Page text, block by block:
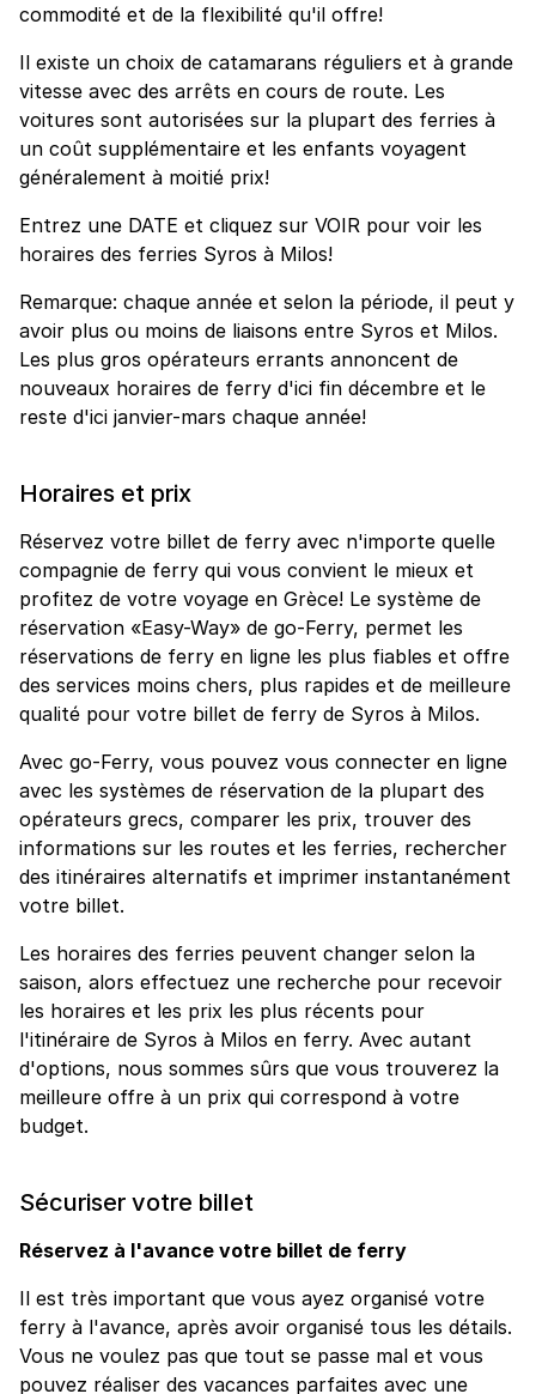
commodité et de la flexibilité qu'il offre!
Il existe un choix de catamarans réguliers et à grande
vitesse avec des arrêts en cours de route. Les
voitures sont autorisées sur la plupart des ferries à
un coût supplémentaire et les enfants voyagent
généralement à moitié prix!
Entrez une DATE et cliquez sur VOIR pour voir les
horaires des ferries Syros à Milos!
Remarque: chaque année et selon la période, il peut y
avoir plus ou moins de liaisons entre Syros et Milos.
Les plus gros opérateurs errants annoncent de
nouveaux horaires de ferry d'ici fin décembre et le
reste d'ici janvier-mars chaque année!
Horaires et prix
Réservez votre billet de ferry avec n'importe quelle
compagnie de ferry qui vous convient le mieux et
profitez de votre voyage en Grèce! Le système de
réservation «Easy-Way» de go-Ferry, permet les
réservations de ferry en ligne les plus fiables et offre
des services moins chers, plus rapides et de meilleure
qualité pour votre billet de ferry de Syros à Milos.
Avec go-Ferry, vous pouvez vous connecter en ligne
avec les systèmes de réservation de la plupart des
opérateurs grecs, comparer les prix, trouver des
informations sur les routes et les ferries, rechercher
des itinéraires alternatifs et imprimer instantanément
votre billet.
Les horaires des ferries peuvent changer selon la
saison, alors effectuez une recherche pour recevoir
les horaires et les prix les plus récents pour
l'itinéraire de Syros à Milos en ferry. Avec autant
d'options, nous sommes sûrs que vous trouverez la
meilleure offre à un prix qui correspond à votre
budget.
Sécuriser votre billet
Réservez à l'avance votre billet de ferry
Il est très important que vous ayez organisé votre
ferry à l'avance, après avoir organisé tous les détails.
Vous ne voulez pas que tout se passe mal et vous
pouvez réaliser des vacances parfaites avec une